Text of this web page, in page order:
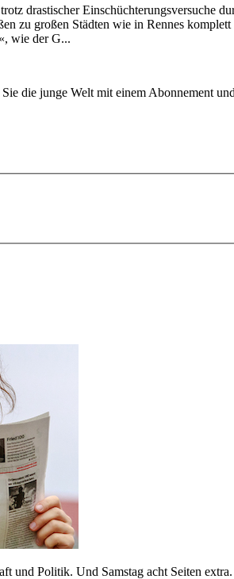
drastischer Einschüchterungsversuche
zu großen Städten wie in Rennes
wie der G...
die junge Welt mit einem Abonnement
und Politik. Und Samstag acht Seiten extra.